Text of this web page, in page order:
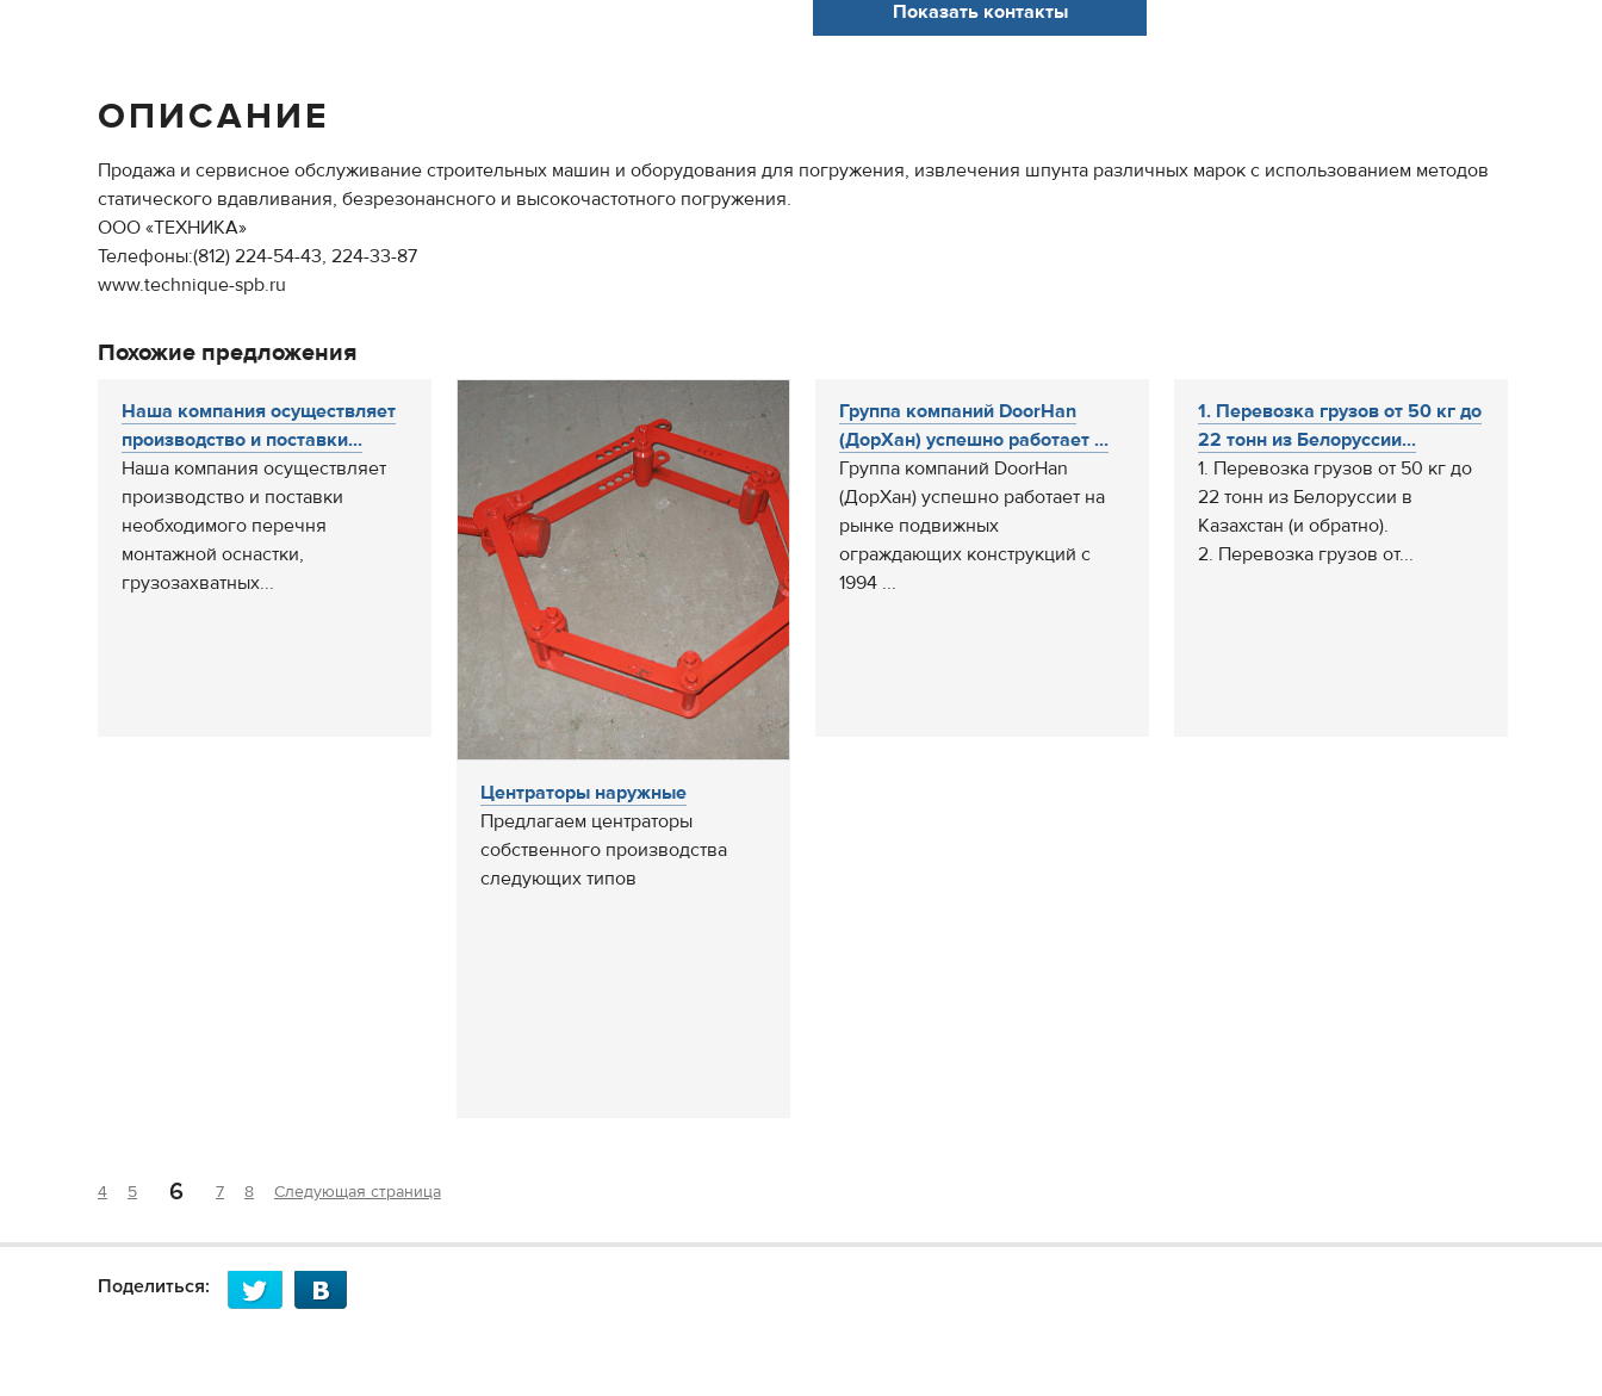
Показать контакты
ОПИСАНИЕ
Продажа и сервисное обслуживание строительных машин и оборудования для погружения, извлечения шпунта различных марок с использованием методов
статического вдавливания, безрезонансного и высокочастотного погружения.
ООО «ТЕХНИКА»
Телефоны:(812) 224-54-43, 224-33-87
www.technique-spb.ru
Похожие предложения
Наша компания осуществляет
производство и поставки...
Наша компания осуществляет
производство и поставки
необходимого перечня
монтажной оснастки,
грузозахватных...
Центраторы наружные
Предлагаем центраторы
собственного производства
следующих типов
Группа компаний DoorHan
(ДорХан) успешно работает ...
Группа компаний DoorHan
(ДорХан) успешно работает на
рынке подвижных
ограждающих конструкций с
1994 ...
1. Перевозка грузов от 50 кг до
22 тонн из Белоруссии...
1. Перевозка грузов от 50 кг до
22 тонн из Белоруссии в
Казахстан (и обратно).
2. Перевозка грузов от...
4 5 6 7 8 Следующая страница
Поделиться: